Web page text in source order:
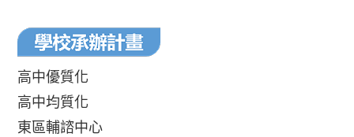
高中優質化
高中均質化
東區輔諮中心